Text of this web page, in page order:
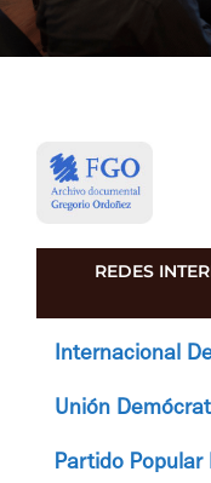
REDES
Internacional
Unión
Partido Popular